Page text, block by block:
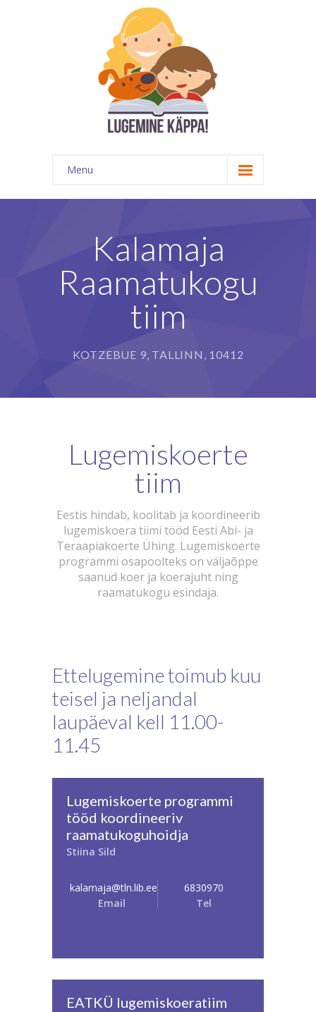
Menu
Kontakt
Meedias
Lugemispesa
Kalamaja
Raamatukogu
tiim
KOTZEBUE 9, TALLINN, 10412
Lugemiskoerte
tiim
Eestis hindab, koolitab ja koordineerib
lugemiskoera tiimi tööd Eesti Abi- ja
Teraapiakoerte Ühing. Lugemiskoerte
programmi osapoolteks on väljaõppe
saanud koer ja koerajuht ning
raamatukogu esindaja.
Ettelugemine toimub kuu
teisel ja neljandal
laupäeval kell 11.00-
11.45
Lugemiskoerte programmi
tööd koordineeriv
raamatukoguhoidja
Stiina Sild
kalamaja@tln.lib.ee
Email
6830970
Tel
EATKÜ lugemiskoeratiim